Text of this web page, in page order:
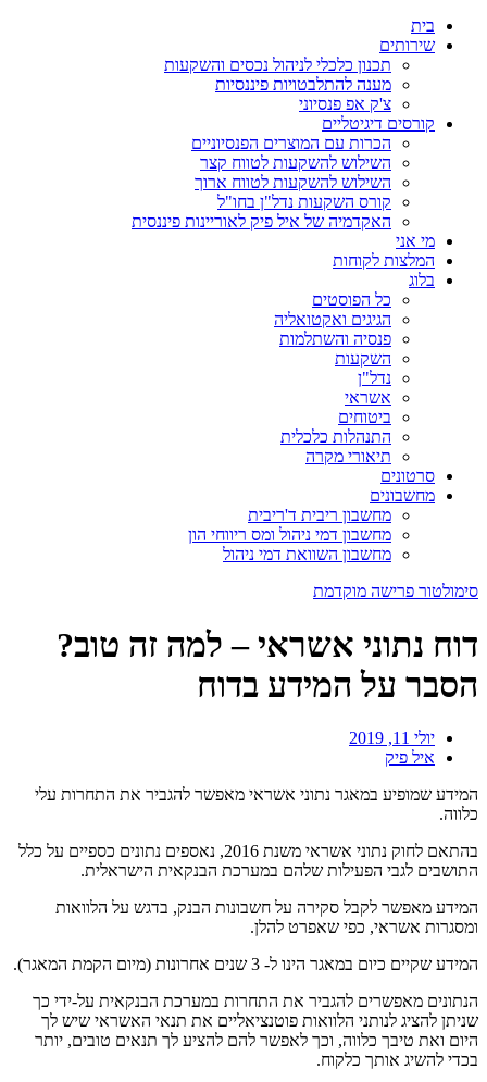
בית
שירותים
תכנון כלכלי לניהול נכסים והשקעות
מענה להתלבטויות פיננסיות
צ'ק אפ פנסיוני
קורסים דיגיטליים
הכרות עם המוצרים הפנסיוניים
השילוש להשקעות לטווח קצר
השילוש להשקעות לטווח ארוך
קורס השקעות נדל"ן בחו"ל
האקדמיה של איל פיק לאוריינות פיננסית
מי אני
המלצות לקוחות
בלוג
כל הפוסטים
הגיגים ואקטואליה
פנסיה והשתלמות
השקעות
נדל"ן
אשראי
ביטוחים
התנהלות כלכלית
תיאורי מקרה
סרטונים
מחשבונים
מחשבון ריבית ד'ריבית
מחשבון דמי ניהול ומס ריווחי הון
מחשבון השוואת דמי ניהול
סימולטור פרישה מוקדמת
דוח נתוני אשראי – למה זה טוב?
הסבר על המידע בדוח
יולי 11, 2019
איל פיק
המידע שמופיע במאגר נתוני אשראי מאפשר להגביר את התחרות עלי
כלווה.
בהתאם לחוק נתוני אשראי משנת 2016, נאספים נתונים כספיים על כלל
התושבים לגבי הפעילות שלהם במערכת הבנקאית הישראלית.
המידע מאפשר לקבל סקירה על חשבונות הבנק, בדגש על הלוואות
ומסגרות אשראי, כפי שאפרט להלן.
המידע שקיים כיום במאגר הינו ל- 3 שנים אחרונות (מיום הקמת המאגר).
הנתונים מאפשרים להגביר את התחרות במערכת הבנקאית על-ידי כך
שניתן להציג לנותני הלוואות פוטנציאליים את תנאי האשראי שיש לך
היום ואת טיבך כלווה, וכך לאפשר להם להציע לך תנאים טובים, יותר
בכדי להשיג אותך כלקוח.